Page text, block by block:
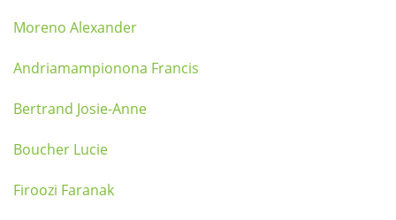
Moreno Alexander
Andriamampionona Francis
Bertrand Josie-Anne
Boucher Lucie
Firoozi Faranak